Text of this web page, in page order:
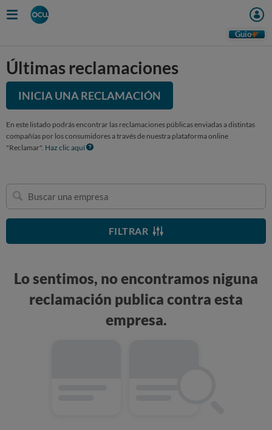
Guio
Últimas reclamaciones
INICIA UNA RECLAMACIÓN
En este listado podrás encontrar las reclamaciones públicas enviadas a distintas
compañías por los consumidores a través de nuestra plataforma online
"Reclamar". Haz clic aquí
Buscar
una
empresa
FILTRAR
Lo sentimos, no encontramos niguna
reclamación publica contra esta
empresa.